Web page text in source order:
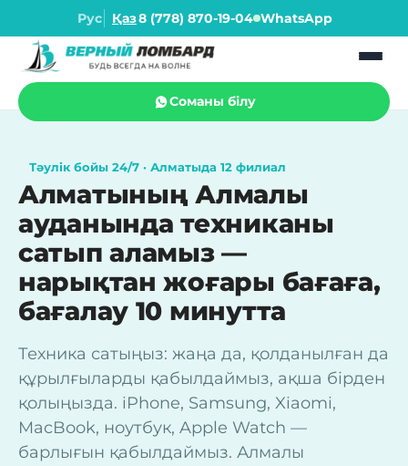
Рус Қаз8 (778) 870-19-04 WhatsApp
Соманы білу
Тәулік бойы 24/7 · Алматыда 12 филиал
Алматының Алмалы
ауданында техниканы
сатып аламыз —
нарықтан жоғары бағаға,
бағалау 10 минутта
Техника сатыңыз: жаңа да, қолданылған да
құрылғыларды қабылдаймыз, ақша бірден
қолыңызда. iPhone, Samsung, Xiaomi,
MacBook, ноутбук, Apple Watch —
барлығын қабылдаймыз. Алмалы